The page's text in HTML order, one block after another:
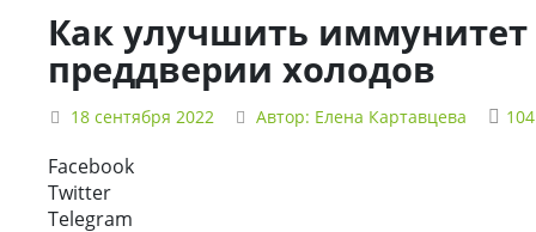
NSP
Политика
конфиденциальности
Как улучшить иммунитет
преддверии холодов
18 сентября 2022 Автор: Елена Картавцева
Facebook
Twitter
Telegram